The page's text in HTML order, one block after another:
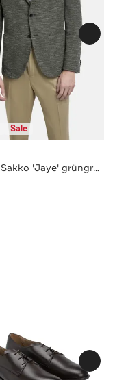
Sale
Casual-Sakko 'Jaye' grüngrau